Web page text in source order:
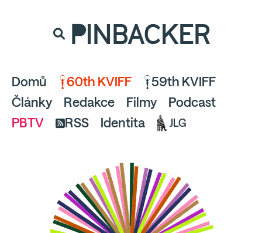
a pusťte se do čtení.
PINBACKER
Domů 60th KVIFF
59th KVIFF
Články
Redakce Filmy
Podcast
PBTV
RSS Identita JLG